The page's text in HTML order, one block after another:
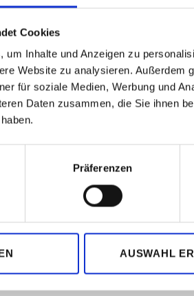
Cookies
um Inhalte und Anzeigen zu
Website zu analysieren. Außerdem
für soziale Medien, Werbung und
Daten zusammen, die Sie ihnen
Präferenzen
AUSWAHL
wieder trennen.
Daten zu übertragen
/ Tablet PC ist die Airdroid-